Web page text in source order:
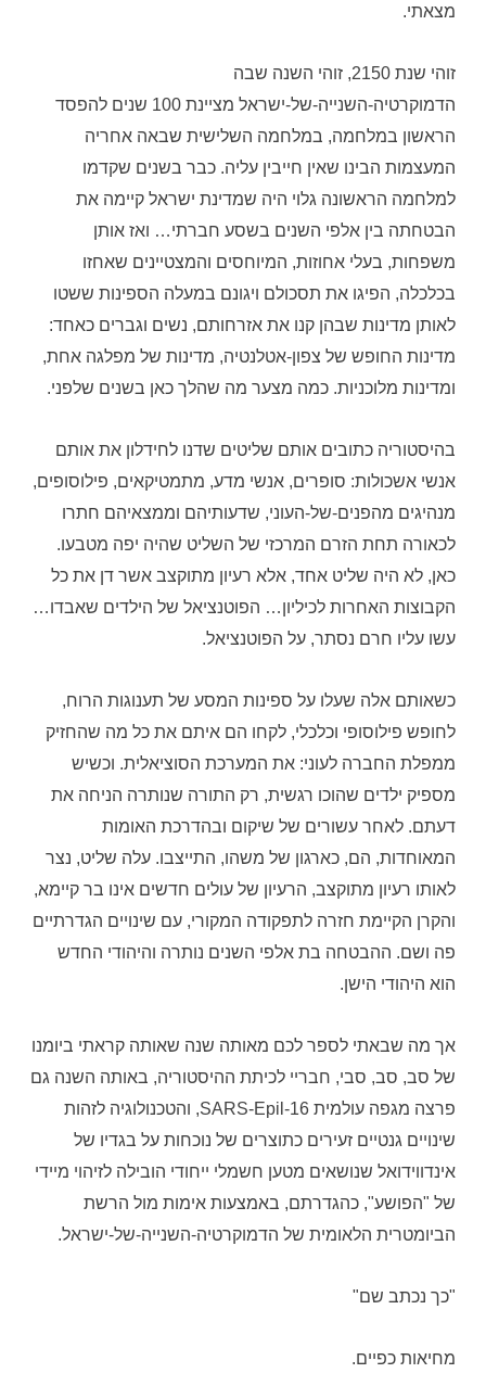
מצאתי.
זוהי שנת 2150, זוהי השנה שבה
הדמוקרטיה-השנייה-של-ישראל מציינת 100 שנים להפסד
הראשון במלחמה, במלחמה השלישית שבאה אחריה
המעצמות הבינו שאין חייבין עליה. כבר בשנים שקדמו
למלחמה הראשונה גלוי היה שמדינת ישראל קיימה את
הבטחתה בין אלפי השנים בשסע חברתי… ואז אותן
משפחות, בעלי אחוזות, המיוחסים והמצטיינים שאחזו
בכלכלה, הפיגו את תסכולם ויגונם במעלה הספינות ששטו
לאותן מדינות שבהן קנו את אזרחותם, נשים וגברים כאחד:
מדינות החופש של צפון-אטלנטיה, מדינות של מפלגה אחת,
ומדינות מלוכניות. כמה מצער מה שהלך כאן בשנים שלפני.
בהיסטוריה כתובים אותם שליטים שדנו לחידלון את אותם
אנשי אשכולות: סופרים, אנשי מדע, מתמטיקאים, פילוסופים,
מנהיגים מהפנים-של-העוני, שדעותיהם וממצאיהם חתרו
לכאורה תחת הזרם המרכזי של השליט שהיה יפה מטבעו.
כאן, לא היה שליט אחד, אלא רעיון מתוקצב אשר דן את כל
הקבוצות האחרות לכיליון… הפוטנציאל של הילדים שאבדו…
עשו עליו חרם נסתר, על הפוטנציאל.
כשאותם אלה שעלו על ספינות המסע של תענוגות הרוח,
לחופש פילוסופי וכלכלי, לקחו הם איתם את כל מה שהחזיק
ממפלת החברה לעוני: את המערכת הסוציאלית. וכשיש
מספיק ילדים שהוכו רגשית, רק התורה שנותרה הניחה את
דעתם. לאחר עשורים של שיקום ובהדרכת האומות
המאוחדות, הם, כארגון של משהו, התייצבו. עלה שליט, נצר
לאותו רעיון מתוקצב, הרעיון של עולים חדשים אינו בר קיימא,
והקרן הקיימת חזרה לתפקודה המקורי, עם שינויים הגדרתיים
פה ושם. ההבטחה בת אלפי השנים נותרה והיהודי החדש
הוא היהודי הישן.
אך מה שבאתי לספר לכם מאותה שנה שאותה קראתי ביומנו
של סב, סב, סבי, חבריי לכיתת ההיסטוריה, באותה השנה גם
פרצה מגפה עולמית SARS-Epil-16, והטכנולוגיה לזהות
שינויים גנטיים זעירים כתוצרים של נוכחות על בגדיו של
אינדווידואל שנושאים מטען חשמלי ייחודי הובילה לזיהוי מיידי
של "הפושע", כהגדרתם, באמצעות אימות מול הרשת
הביומטרית הלאומית של הדמוקרטיה-השנייה-של-ישראל.
"כך נכתב שם"
מחיאות כפיים.